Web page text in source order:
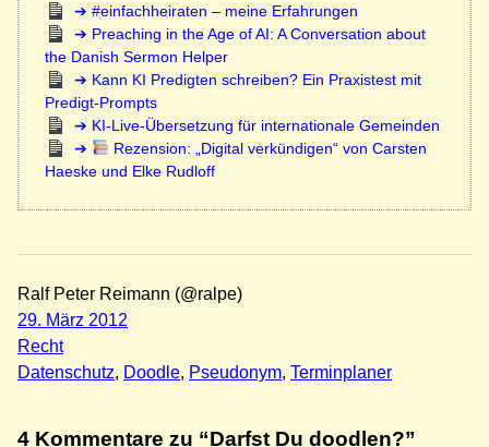
#einfachheiraten – meine Erfahrungen
Preaching in the Age of AI: A Conversation about
the Danish Sermon Helper
Kann KI Predigten schreiben? Ein Praxistest mit
Predigt-Prompts
KI-Live-Übersetzung für internationale Gemeinden
Rezension: „Digital verkündigen“ von Carsten
Haeske und Elke Rudloff
Ralf Peter Reimann (@ralpe)
29. März 2012
Recht
Datenschutz, Doodle, Pseudonym, Terminplaner
4 Kommentare zu “Darfst Du doodlen?”